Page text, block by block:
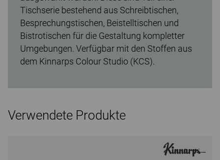
Tischserie bestehend aus Schreibtischen,
Besprechungstischen, Beistelltischen und
Bistrotischen für die Gestaltung kompletter
Umgebungen. Verfügbar mit den Stoffen aus
dem Kinnarps Colour Studio (KCS).
Verwendete Produkte